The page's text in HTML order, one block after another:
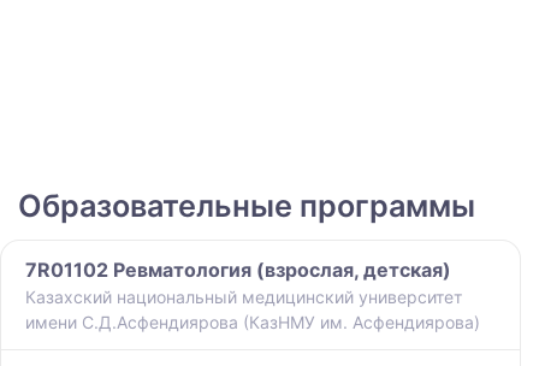
Образовательные программы
7R01102 Ревматология (взрослая, детская)
Казахский национальный медицинский университет
имени С.Д.Асфендиярова (КазНМУ им. Асфендиярова)